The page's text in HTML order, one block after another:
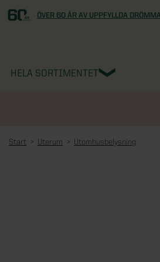
ÖVER 60 ÅR AV UPPFYLLDA
HELA SORTIMENTET
Start Uterum Utomhusbelysning